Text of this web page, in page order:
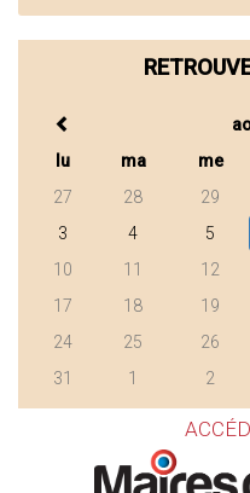
lu
ma me
27
28 29
3
4 5
10
11 12
17
18 19
24
25 26
31
1 2